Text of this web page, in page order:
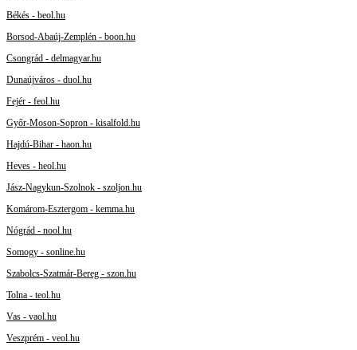
Békés - beol.hu
Borsod-Abaúj-Zemplén - boon.hu
Csongrád - delmagyar.hu
Dunaújváros - duol.hu
Fejér - feol.hu
Győr-Moson-Sopron - kisalfold.hu
Hajdú-Bihar - haon.hu
Heves - heol.hu
Jász-Nagykun-Szolnok - szoljon.hu
Komárom-Esztergom - kemma.hu
Nógrád - nool.hu
Somogy - sonline.hu
Szabolcs-Szatmár-Bereg - szon.hu
Tolna - teol.hu
Vas - vaol.hu
Veszprém - veol.hu